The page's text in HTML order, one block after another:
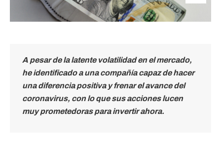
A pesar de la latente volatilidad en el mercado,
he identificado a una compañía capaz de hacer
una diferencia positiva y frenar el avance del
coronavirus, con lo que sus acciones lucen
muy prometedoras para invertir ahora.